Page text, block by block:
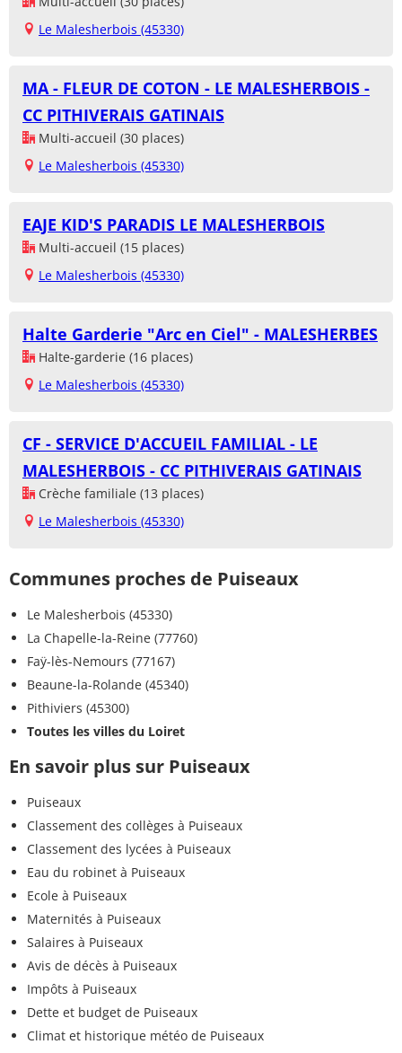
Le Malesherbois (45330)
MA - FLEUR DE COTON - LE MALESHERBOIS -
CC PITHIVERAIS GATINAIS
Multi-accueil (30 places)
Le Malesherbois (45330)
EAJE KID'S PARADIS LE MALESHERBOIS
Multi-accueil (15 places)
Le Malesherbois (45330)
Halte Garderie "Arc en Ciel" - MALESHERBES
Halte-garderie (16 places)
Le Malesherbois (45330)
CF - SERVICE D'ACCUEIL FAMILIAL - LE
MALESHERBOIS - CC PITHIVERAIS GATINAIS
Crèche familiale (13 places)
Le Malesherbois (45330)
Communes proches de Puiseaux
Le Malesherbois (45330)
La Chapelle-la-Reine (77760)
Faÿ-lès-Nemours (77167)
Beaune-la-Rolande (45340)
Pithiviers (45300)
Toutes les villes du Loiret
En savoir plus sur Puiseaux
Puiseaux
Classement des collèges à Puiseaux
Classement des lycées à Puiseaux
Eau du robinet à Puiseaux
Ecole à Puiseaux
Maternités à Puiseaux
Salaires à Puiseaux
Avis de décès à Puiseaux
Impôts à Puiseaux
Dette et budget de Puiseaux
Climat et historique météo de Puiseaux